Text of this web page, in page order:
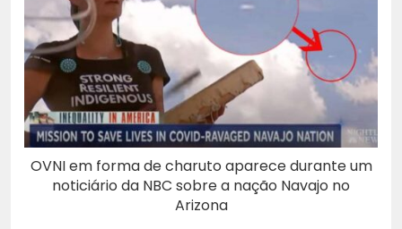
OVNI em forma de charuto aparece durante um
noticiário da NBC sobre a nação Navajo no
Arizona